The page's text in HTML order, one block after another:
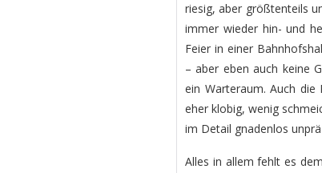
riesig, aber größtenteils
immer wieder hin- und
Feier in einer
– aber eben auch keine
ein Warteraum. Auch die
eher klobig, wenig
im Detail gnadenlos
Alles in allem fehlt es